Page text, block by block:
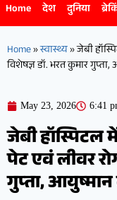
Home देश दुनिया
Home»स्वास्थ्य»जेबी
विशेषज्ञ डॉ. भरत कुमार
May 23, 2026 6:41
जेबी हॉस्पिटल
पेट एवं लीवर
गुप्ता, आयुष्मान